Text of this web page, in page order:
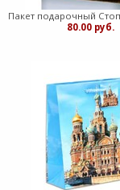
80.00 руб.